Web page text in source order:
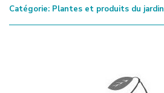
Catégorie: Plantes et produits du jardin